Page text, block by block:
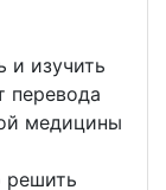
и изучить
перевода
медицины
решить